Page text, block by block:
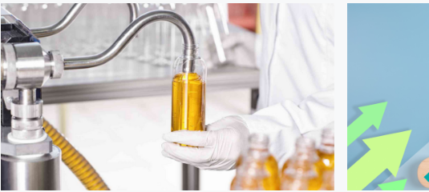
O curso
inscritos
O IPETEC
caso não
Professora: